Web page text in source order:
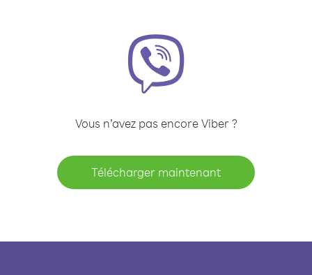
Vous n’avez pas encore Viber ?
Télécharger maintenant